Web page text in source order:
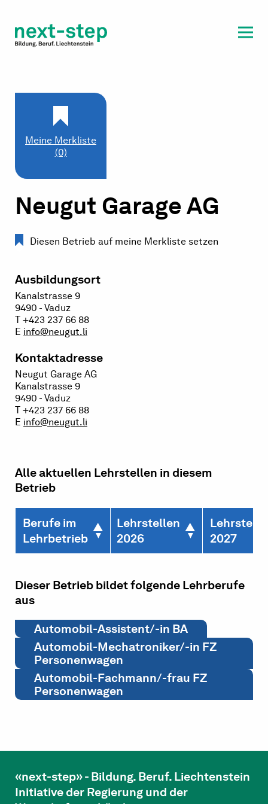
Beratung & Unterstützung
Neugut Garage AG
Diesen Betrieb auf meine Merkliste setzen
Ausbildungsort
Kanalstrasse 9
9490 - Vaduz
T +423 237 66 88
E info@neugut.li
Kontaktadresse
Neugut Garage AG
Kanalstrasse 9
9490 - Vaduz
T +423 237 66 88
E info@neugut.li
Meine Merkliste
(0)
Alle aktuellen Lehrstellen in diesem
Betrieb
Berufe im
Lehrbetrieb
Lehrstellen
2026
2027
Dieser Betrieb bildet folgende Lehrberufe
aus
Automobil-Assistent/-in BA
Automobil-Mechatroniker/-in FZ
Personenwagen
Automobil-Fachmann/-frau FZ
Personenwagen
«next-step» - Bildung. Beruf. Liechtenstein
Initiative der Regierung und der